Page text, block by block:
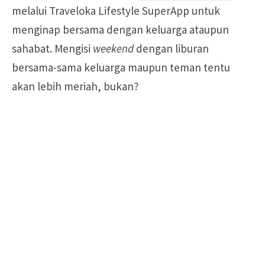
melalui Traveloka Lifestyle SuperApp untuk
menginap bersama dengan keluarga ataupun
sahabat. Mengisi weekenddengan liburan
bersama-sama keluarga maupun teman tentu
akan lebih meriah, bukan?